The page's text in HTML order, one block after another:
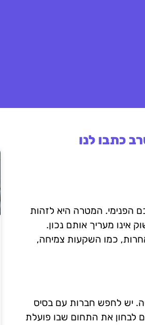
כתבו לנו
המטרה היא לזהות
אינו מעריך אותם נכון.
כמו השקעות צמיחה,
יש לחפש חברות עם בסיס
לבחון את התחום שבו פועלת